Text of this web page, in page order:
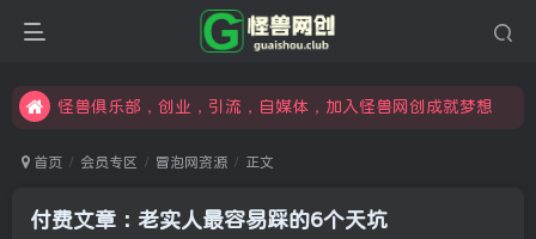
限时开通会员更享折扣，超高返佣
怪兽俱乐部，创业，引流，自媒体，加入怪兽网创成就梦想
首页 会员专区 冒泡网资源 正文
付费文章：老实人最容易踩的6个天坑